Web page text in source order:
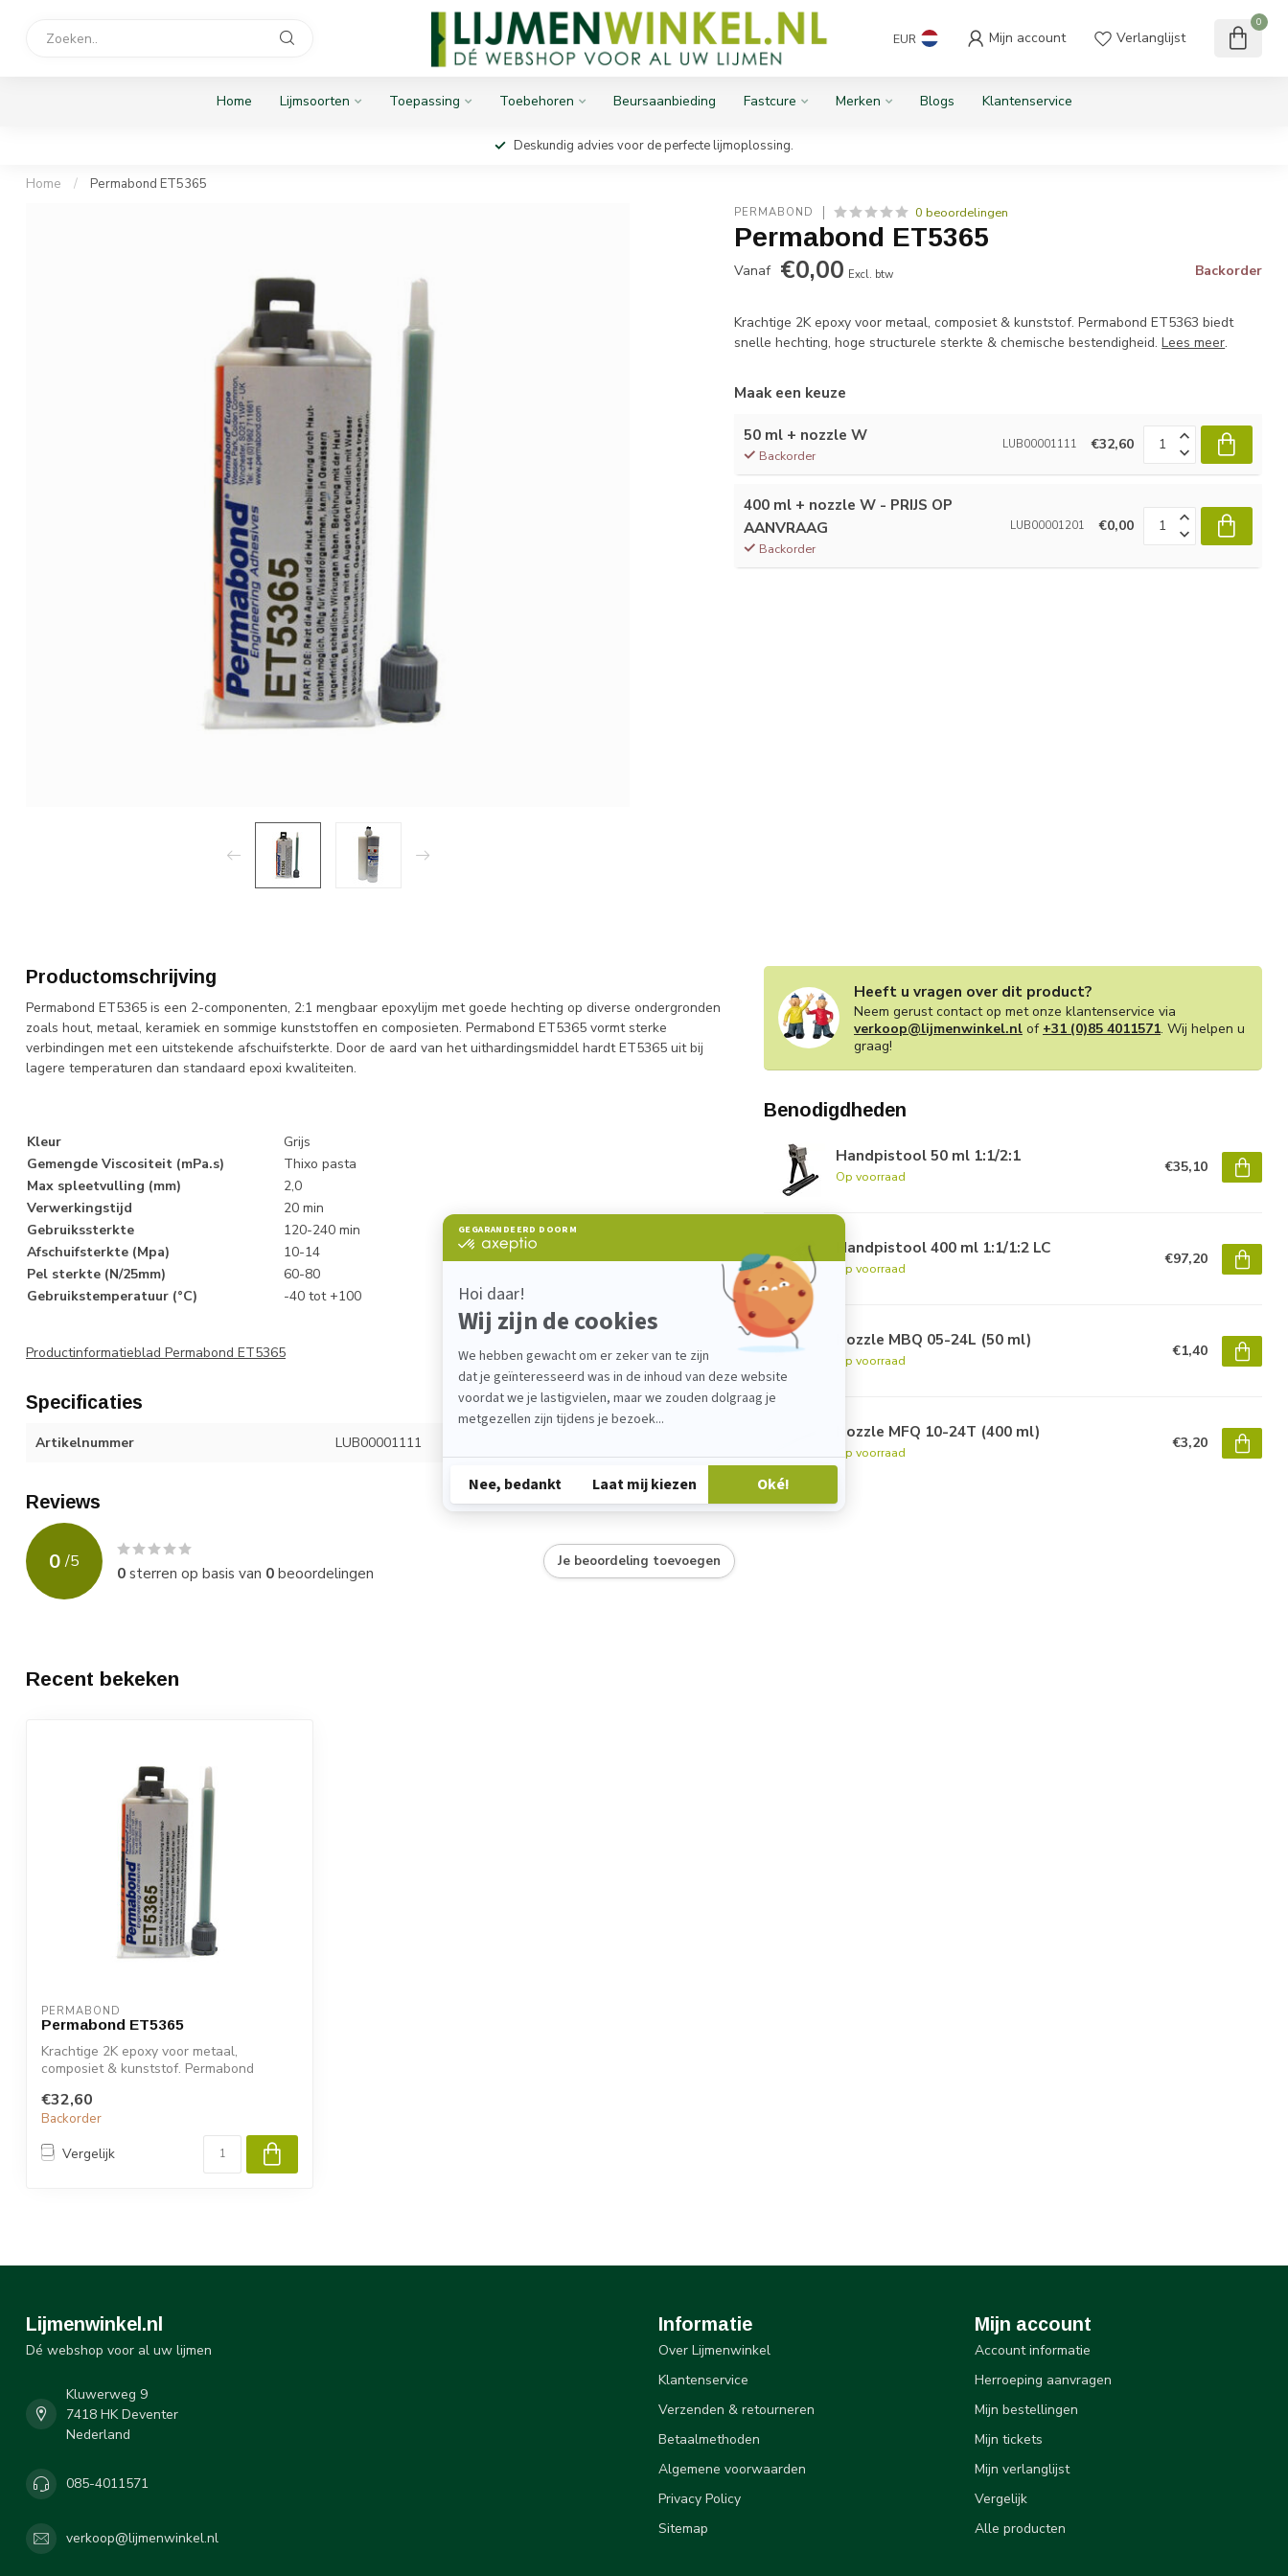
EUR Mijn account Verlanglijst
0
Home Lijmsoorten Toepassing Toebehoren Beursaanbieding Fastcure Merken Blogs Klantenservice
Deskundig advies voor de perfecte lijmoplossing.
Home / Permabond ET5365
PERMABOND 0 beoordelingen
Permabond ET5365
Vanaf €0,00 Excl. btw Backorder
Krachtige 2K epoxy voor metaal, composiet & kunststof. Permabond ET5363 biedt
snelle hechting, hoge structurele sterkte & chemische bestendigheid.Lees meer.
Maak een keuze
50 ml + nozzle W
Backorder
LUB00001111 €32,60
400 ml + nozzle W - PRIJS OP
AANVRAAG
Backorder
LUB00001201 €0,00
Productomschrijving
Permabond ET5365 is een 2-componenten, 2:1 mengbaar epoxylijm met goede hechting op diverse ondergronden
zoals hout, metaal, keramiek en sommige kunststoffen en composieten. Permabond ET5365 vormt sterke
verbindingen met een uitstekende afschuifsterkte. Door de aard van het uithardingsmiddel hardt ET5365 uit bij
lagere temperaturen dan standaard epoxi kwaliteiten.
Kleur
Grijs
Gemengde Viscositeit (mPa.s)
Thixo pasta
Max spleetvulling (mm)
2,0
Verwerkingstijd
20 min
Gebruikssterkte
120-240 min
Afschuifsterkte (Mpa)
10-14
Pel sterkte (N/25mm)
60-80
Gebruikstemperatuur (°C)
-40 tot +100
Productinformatieblad Permabond ET5365
Specificaties
Artikelnummer LUB00001111
Reviews
0 /5
0sterren op basis van 0beoordelingen
Je beoordeling toevoegen
Heeft u vragen over dit product?
Neem gerust contact op met onze klantenservice via
verkoop@lijmenwinkel.nl of +31 (0)85 4011571. Wij helpen u
graag!
Benodigdheden
Handpistool 50 ml 1:1/2:1
Op voorraad
€35,10
Handpistool 400 ml 1:1/1:2 LC
Op voorraad
€97,20
Nozzle MBQ 05-24L (50 ml)
Op voorraad
€1,40
Nozzle MFQ 10-24T (400 ml)
Op voorraad
€3,20
Recent bekeken
PERMABOND
Permabond ET5365
Krachtige 2K epoxy voor metaal,
composiet & kunststof. Permabond
€32,60
Backorder
Vergelijk
Lijmenwinkel.nl
Dé webshop voor al uw lijmen
Kluwerweg 9
7418 HK Deventer
Nederland
085-4011571
verkoop@lijmenwinkel.nl
Informatie
Over Lijmenwinkel
Klantenservice
Verzenden & retourneren
Betaalmethoden
Algemene voorwaarden
Privacy Policy
Sitemap
Mijn account
Account informatie
Herroeping aanvragen
Mijn bestellingen
Mijn tickets
Mijn verlanglijst
Vergelijk
Alle producten